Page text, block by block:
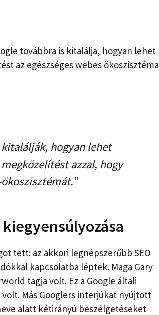
továbbra is kitalálja, hogyan lehet
az egészséges webes ökoszisztéma
hogyan lehet
azzal, hogy
tett: az akkori legnépszerűbb SEO
kapcsolatba léptek. Maga Gary
tagja volt. Ez a Google általi
Más Googlers interjúkat nyújtott
alatt kétirányú beszélgetéseket